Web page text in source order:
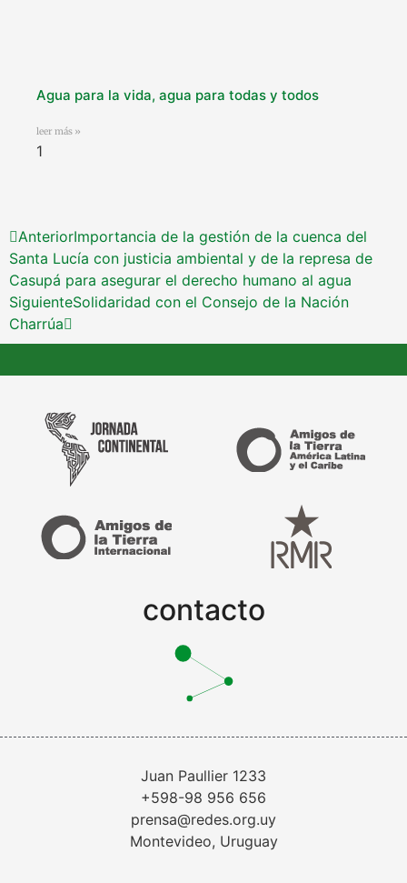
Agua para la vida, agua para todas y todos
leer más »
AnteriorImportancia de la gestión de la cuenca del
Santa Lucía con justicia ambiental y de la represa de
Casupá para asegurar el derecho humano al agua
SiguienteSolidaridad con el Consejo de la Nación
Charrúa
contacto
Juan Paullier 1233
+598-98 956 656
prensa@redes.org.uy
Montevideo, Uruguay